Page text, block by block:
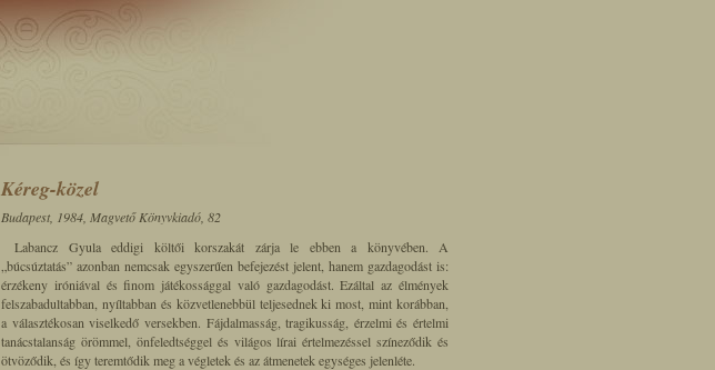
Kéreg-közel
Budapest, 1984, Magvető Könyvkiadó, 82
Labancz Gyula eddigi költői korszakát zárja le ebben a könyvében. A
„búcsúztatás” azonban nemcsak egyszerűen befejezést jelent, hanem gazdagodást is:
érzékeny iróniával és finom játékossággal való gazdagodást. Ezáltal az élmények
felszabadultabban, nyíltabban és közvetlenebbül teljesednek ki most, mint korábban,
a választékosan viselkedő versekben. Fájdalmasság, tragikusság, érzelmi és értelmi
tanácstalanság örömmel, önfeledtséggel és világos lírai értelmezéssel színeződik és
ötvöződik, és így teremtődik meg a végletek és az átmenetek egységes jelenléte.